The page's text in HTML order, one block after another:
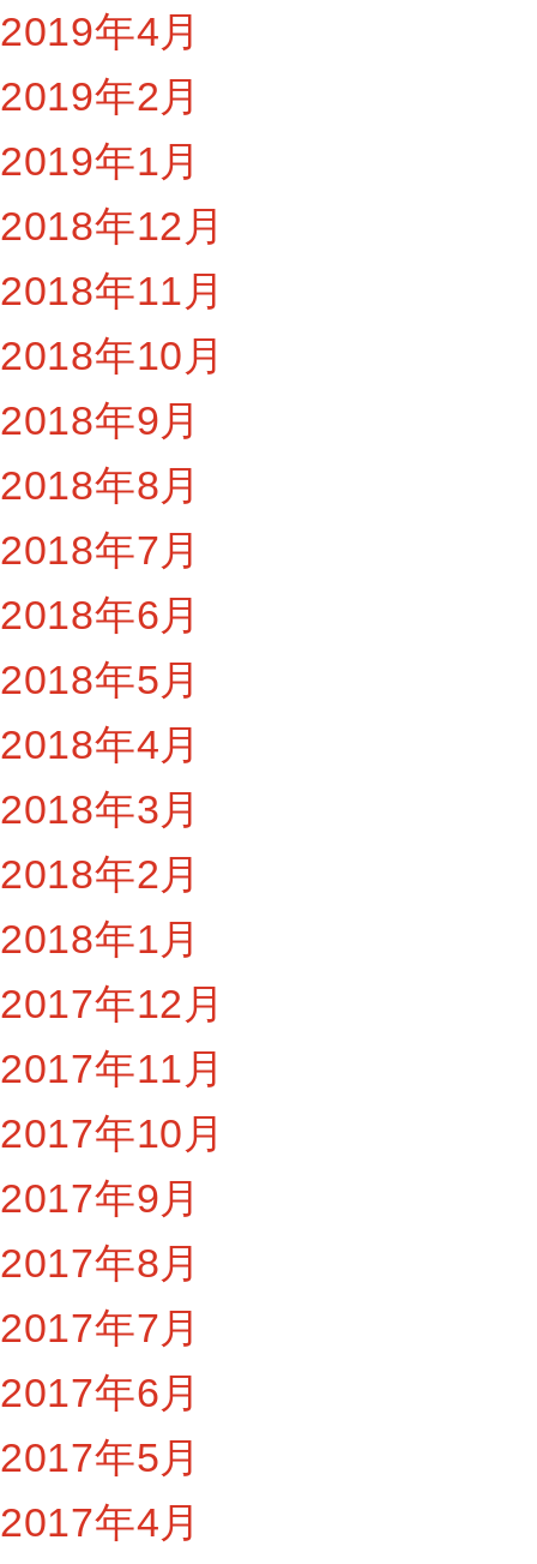
2019年4月
2019年2月
2019年1月
2018年12月
2018年11月
2018年10月
2018年9月
2018年8月
2018年7月
2018年6月
2018年5月
2018年4月
2018年3月
2018年2月
2018年1月
2017年12月
2017年11月
2017年10月
2017年9月
2017年8月
2017年7月
2017年6月
2017年5月
2017年4月